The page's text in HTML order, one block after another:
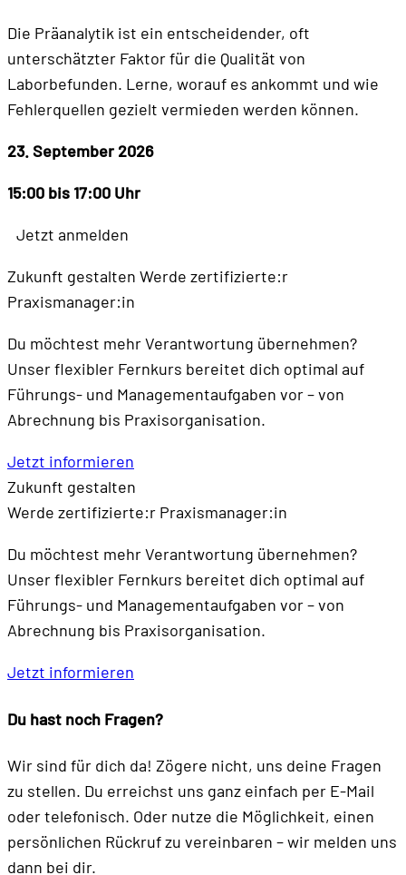
Die Präanalytik ist ein entscheidender, oft
unterschätzter Faktor für die Qualität von
Laborbefunden. Lerne, worauf es ankommt und wie
Fehlerquellen gezielt vermieden werden können.
23. September 2026
15:00 bis 17:00 Uhr
Jetzt anmelden
Zukunft gestalten Werde zertifizierte:r
Praxismanager:in
Du möchtest mehr Verantwortung übernehmen?
Unser flexibler Fernkurs bereitet dich optimal auf
Führungs- und Managementaufgaben vor – von
Abrechnung bis Praxisorganisation.
Jetzt informieren
Zukunft gestalten
Werde zertifizierte:r Praxismanager:in
Du möchtest mehr Verantwortung übernehmen?
Unser flexibler Fernkurs bereitet dich optimal auf
Führungs- und Managementaufgaben vor – von
Abrechnung bis Praxisorganisation.
Jetzt informieren
Du hast noch Fragen?
Wir sind für dich da! Zögere nicht, uns deine Fragen
zu stellen. Du erreichst uns ganz einfach per E-Mail
oder telefonisch. Oder nutze die Möglichkeit, einen
persönlichen Rückruf zu vereinbaren – wir melden uns
dann bei dir.